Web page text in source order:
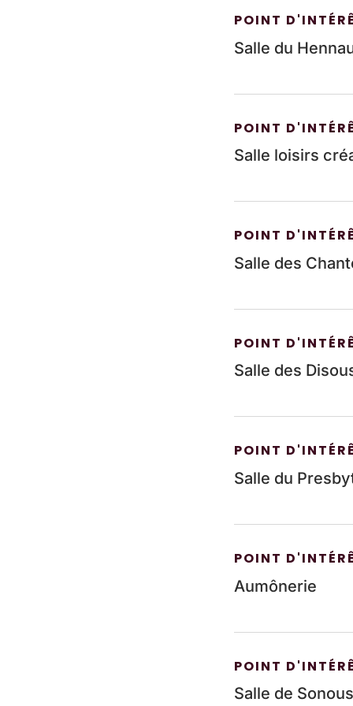
POINT
Salle du
POINT
Salle loisirs
POINT
Salle des
POINT
Salle des
POINT
Salle du
POINT
Aumônerie
POINT
Salle de Sonous